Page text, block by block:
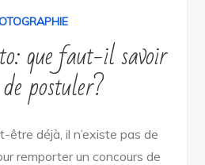
que faut-il savoir
postuler?
être déjà, il n’existe pas de
remporter un concours de